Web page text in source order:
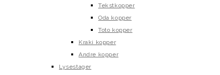
Tekstkopper
Oda kopper
Toto kopper
Kraki kopper
Andre kopper
Lysestager